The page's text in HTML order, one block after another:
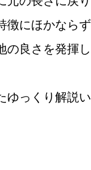
徴にほかなら
の良さを発揮
ゆっくり解説